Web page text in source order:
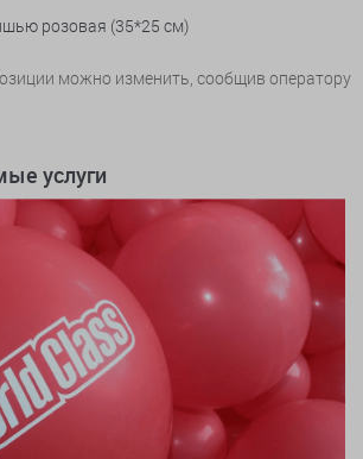
розовая (35*25 см)
можно изменить, сообщив оператору
услуги